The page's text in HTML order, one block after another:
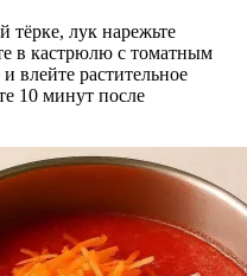
тёрке, лук нарежьте
в кастрюлю с томатным
влейте растительное
10 минут после